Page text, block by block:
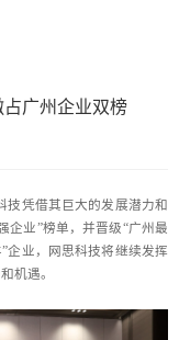
占广州企业双榜
技凭借其巨大的发展潜力和
企业”榜单，并晋级“广州最
企业，网思科技将继续发挥
机遇。